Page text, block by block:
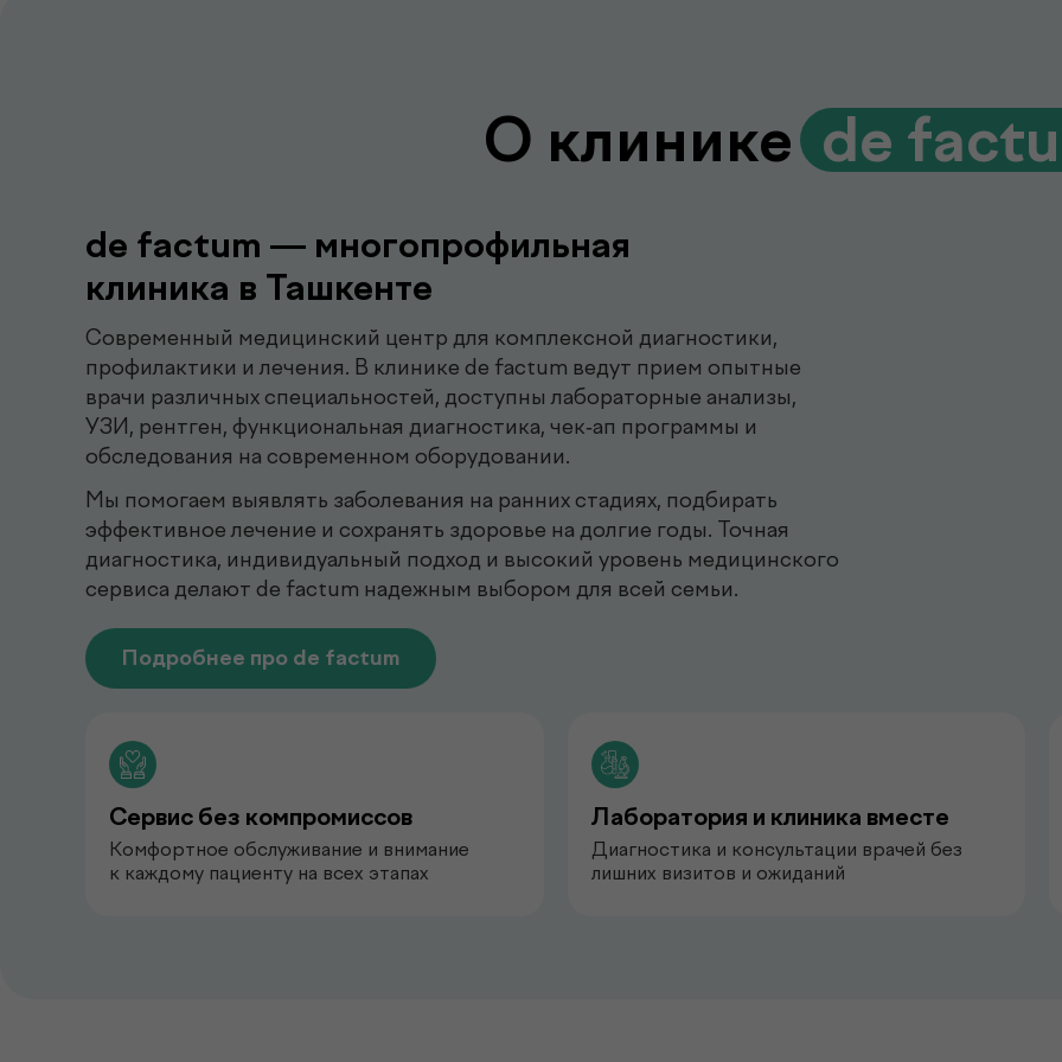
О клинике.de
de factum — многопрофильная
клиника в Ташкенте
Современный медицинский центр для комплексной диагностики,
профилактики и лечения. В клинике de factum ведут прием опытные
врачи различных специальностей, доступны лабораторные анализы,
УЗИ, рентген, функциональная диагностика, чек-ап программы и
обследования на современном оборудовании.
Мы помогаем выявлять заболевания на ранних стадиях, подбирать
эффективное лечение и сохранять здоровье на долгие годы. Точная
диагностика, индивидуальный подход и высокий уровень медицинского
сервиса делают de factum надежным выбором для всей семьи.
Подробнее про de factum
Сервис без компромиссов
Комфортное обслуживание и внимание
к каждому пациенту на всех этапах
Лаборатория и клиника вместе
Диагностика и консультации врачей без
лишних визитов и ожиданий